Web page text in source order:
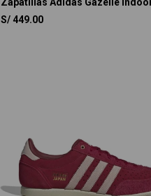
S/ 449.00